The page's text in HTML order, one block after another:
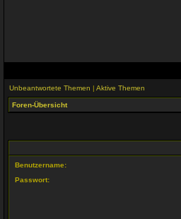
Unbeantwortete Themen | Aktive Themen
Foren-Übersicht
Benutzername:
Passwort: